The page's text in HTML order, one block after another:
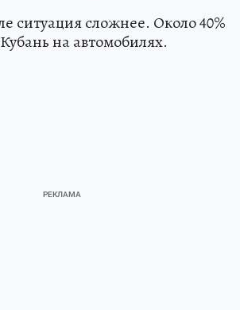
ситуация сложнее. Около 40%
на автомобилях.